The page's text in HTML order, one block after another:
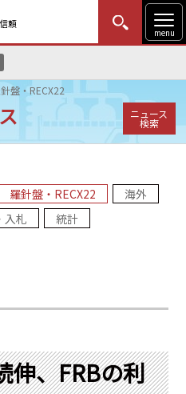
頼
menu
はじめての方
盤・RECX22
ニュース
検索
羅針盤・RECX22
海外
入札
統計
、FRBの利